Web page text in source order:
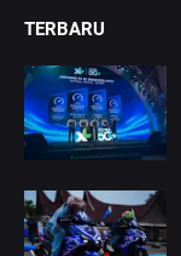
TERBARU